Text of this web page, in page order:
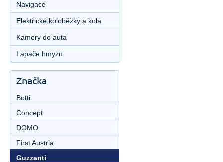
Navigace
Elektrické koloběžky a kola
Kamery do auta
Lapače hmyzu
Značka
Botti
Concept
DOMO
First Austria
Guzzanti